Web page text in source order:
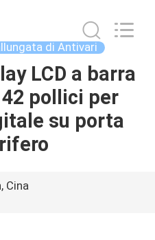
di Antivari
LCD a barra
pollici per
su porta
Cina